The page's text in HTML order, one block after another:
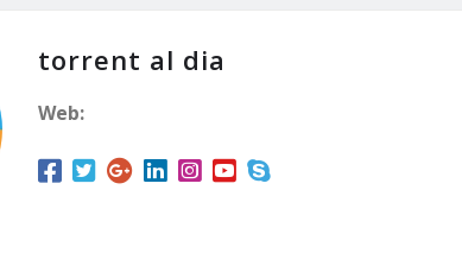
torrent al dia
Web: